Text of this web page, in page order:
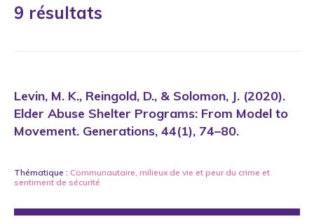
9 résultats
Levin, M. K., Reingold, D., & Solomon, J. (2020).
Elder Abuse Shelter Programs: From Model to
Movement. Generations, 44(1), 74–80.
Thématique : Communautaire, milieux de vie et peur du crime et
sentiment de sécurité